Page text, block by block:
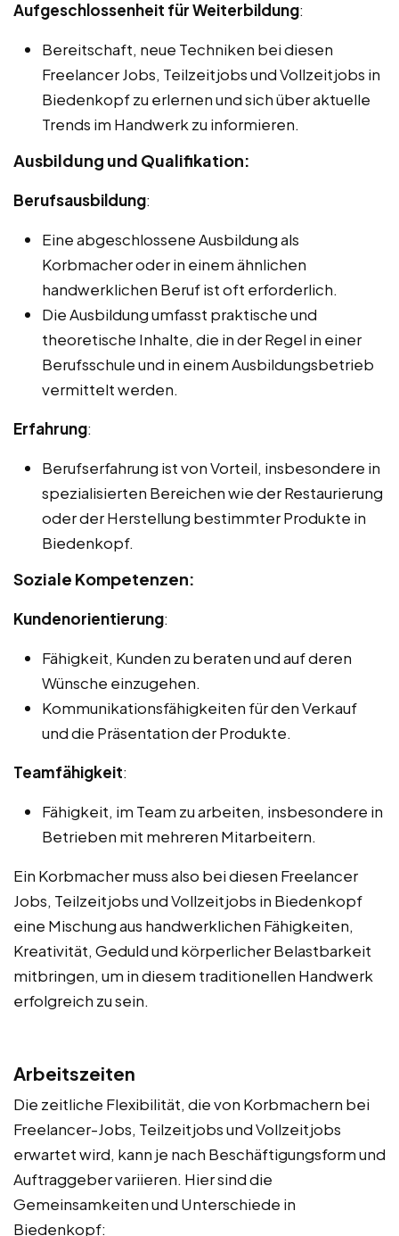
Aufgeschlossenheit für Weiterbildung:
Bereitschaft, neue Techniken bei diesen
Freelancer Jobs, Teilzeitjobs und Vollzeitjobs in
Biedenkopf zu erlernen und sich über aktuelle
Trends im Handwerk zu informieren.
Ausbildung und Qualifikation:
Berufsausbildung:
Eine abgeschlossene Ausbildung als
Korbmacher oder in einem ähnlichen
handwerklichen Beruf ist oft erforderlich.
Die Ausbildung umfasst praktische und
theoretische Inhalte, die in der Regel in einer
Berufsschule und in einem Ausbildungsbetrieb
vermittelt werden.
Erfahrung:
Berufserfahrung ist von Vorteil, insbesondere in
spezialisierten Bereichen wie der Restaurierung
oder der Herstellung bestimmter Produkte in
Biedenkopf.
Soziale Kompetenzen:
Kundenorientierung:
Fähigkeit, Kunden zu beraten und auf deren
Wünsche einzugehen.
Kommunikationsfähigkeiten für den Verkauf
und die Präsentation der Produkte.
Teamfähigkeit:
Fähigkeit, im Team zu arbeiten, insbesondere in
Betrieben mit mehreren Mitarbeitern.
Ein Korbmacher muss also bei diesen Freelancer
Jobs, Teilzeitjobs und Vollzeitjobs in Biedenkopf
eine Mischung aus handwerklichen Fähigkeiten,
Kreativität, Geduld und körperlicher Belastbarkeit
mitbringen, um in diesem traditionellen Handwerk
erfolgreich zu sein.
Arbeitszeiten
Die zeitliche Flexibilität, die von Korbmachern bei
Freelancer-Jobs, Teilzeitjobs und Vollzeitjobs
erwartet wird, kann je nach Beschäftigungsform und
Auftraggeber variieren. Hier sind die
Gemeinsamkeiten und Unterschiede in
Biedenkopf: